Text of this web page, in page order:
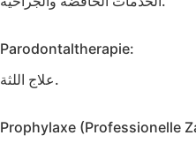
Parodontaltherapie:
علاج اللثة.
Prophylaxe (Professionelle